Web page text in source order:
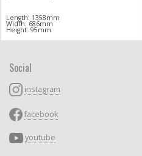
Length: 1358mm
Width: 686mm
Height: 95mm
Social
instagram
facebook
youtube